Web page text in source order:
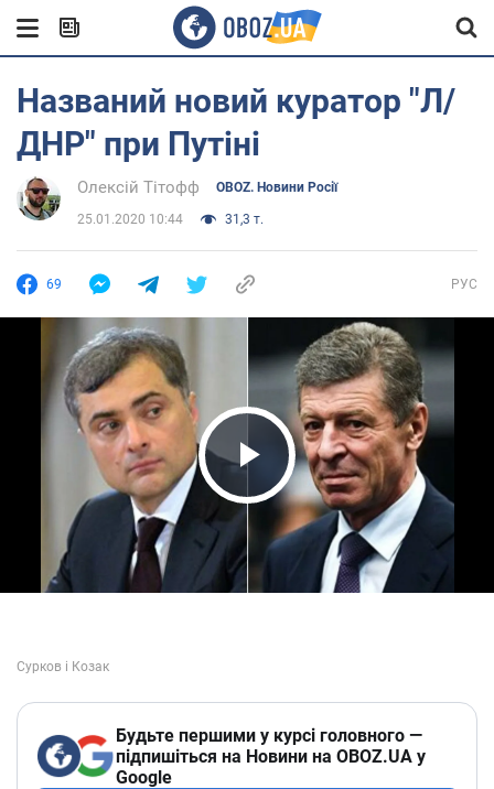
Названий новий куратор "Л/
ДНР" при Путіні
Олексій Тітофф OBOZ. Новини Росії
25.01.2020 10:44 31,3 т.
69 РУС
Play Video
Будьте першими у курсі головного —
підпишіться на Новини на OBOZ.UA у
Google